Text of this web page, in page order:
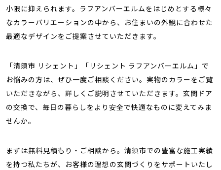
小限に抑えられます。ラフアンバーエルムをはじめとする様々
なカラーバリエーションの中から、お住まいの外観に合わせた
最適なデザインをご提案させていただきます。
「清須市 リシェント」「リシェント ラフアンバーエルム」で
お悩みの方は、ぜひ一度ご相談ください。実物のカラーをご覧
いただきながら、詳しくご説明させていただきます。玄関ドア
の交換で、毎日の暮らしをより安全で快適なものに変えてみま
せんか。
まずは無料見積もり・ご相談から。清須市での豊富な施工実績
を持つ私たちが、お客様の理想の玄関づくりをサポートいたし